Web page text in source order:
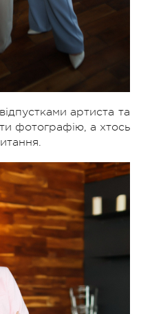
артиста та
фотографію, а хтось